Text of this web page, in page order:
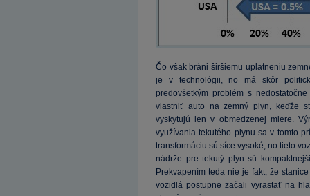
Čo však bráni širšiemu uplatneniu
je v technológii, no má skôr
predovšetkým problém s
vlastniť auto na zemný plyn, keďže
vyskytujú len v obmedzenej miere.
využívania tekutého plynu sa v tomto
transformáciu sú síce vysoké, no tieto
nádrže pre tekutý plyn sú
Prekvapením teda nie je fakt, že
vozidlá postupne začali vyrastať na